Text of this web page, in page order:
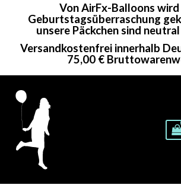
Von AirFx-Balloons wird
Geburtstagsüberraschung
unsere Päckchen sind
Versandkostenfrei innerhalb
75,00 €